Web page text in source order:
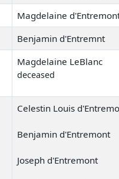
Magdelaine
Benjamin d'Entremnt
Magdelaine LeBlanc
deceased
Celestin Louis
Benjamin d'Entremont
Joseph d'Entremont